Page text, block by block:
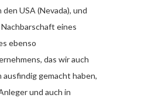
USA (Nevada), und
eines
ebenso
das wir auch
ausfindig gemacht haben,
und auch in